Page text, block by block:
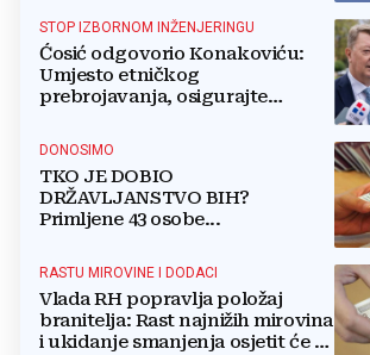
STOP IZBORNOM INŽENJERINGU
Ćosić odgovorio Konakoviću:
Umjesto etničkog
prebrojavanja, osigurajte
DONOSIMO
TKO JE DOBIO
DRŽAVLJANSTVO BIH?
Primljene 43 osobe...
RASTU MIROVINE I DODACI
Vlada RH popravlja položaj
branitelja: Rast najnižih mirovina
i ukidanje smanjenja osjetit će se